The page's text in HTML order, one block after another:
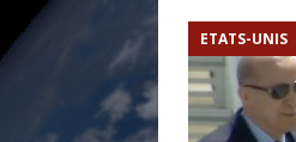
ETATS-UNIS